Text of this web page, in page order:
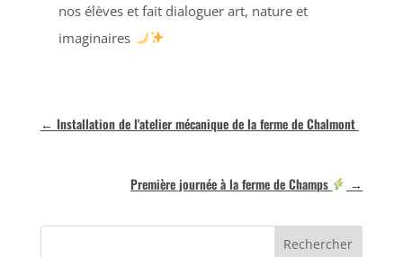
nos élèves et fait dialoguer art, nature et
imaginaires
← Installation de l'atelier mécanique de la ferme de Chalmont
Première journée à la ferme de Champs →
Rechercher